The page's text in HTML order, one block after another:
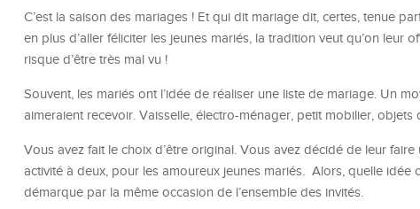
C’est la saison des mariages ! Et qui dit mariage dit, certes, tenue
en plus d’aller féliciter les jeunes mariés, la tradition veut qu’on leur
risque d’être très mal vu !
Souvent, les mariés ont l’idée de réaliser une liste de mariage. Un
aimeraient recevoir. Vaisselle, électro-ménager, petit mobilier,
Vous avez fait le choix d’être original. Vous avez décidé de leur
activité à deux, pour les amoureux jeunes mariés. Alors, quelle
démarque par la même occasion de l’ensemble des invités.